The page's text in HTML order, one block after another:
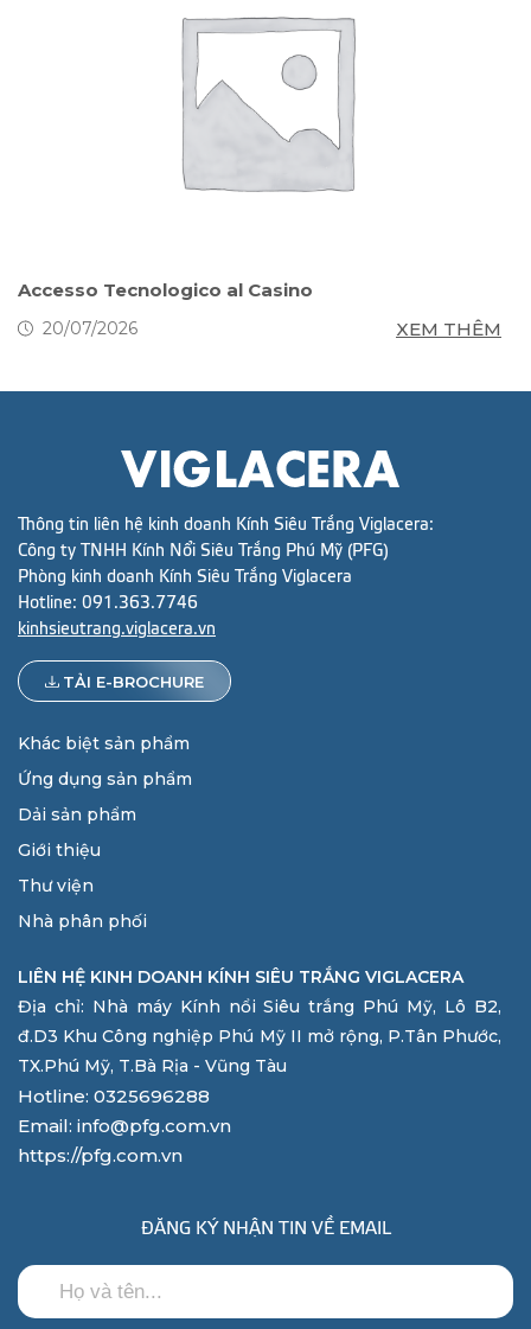
Accesso Tecnologico al Casino
20/07/2026 XEM THÊM
Thông tin liên hệ kinh doanh Kính Siêu Trắng Viglacera:
Công ty TNHH Kính Nổi Siêu Trắng Phú Mỹ (PFG)
Phòng kinh doanh Kính Siêu Trắng Viglacera
Hotline: 091.363.7746
kinhsieutrang.viglacera.vn
TẢI E-BROCHURE
Khác biệt sản phẩm
Ứng dụng sản phẩm
Dải sản phẩm
Giới thiệu
Thư viện
Nhà phân phối
LIÊN HỆ KINH DOANH KÍNH SIÊU TRẮNG VIGLACERA
Địa chỉ: Nhà máy Kính nổi Siêu trắng Phú Mỹ, Lô B2,
đ.D3 Khu Công nghiệp Phú Mỹ II mở rộng, P.Tân Phước,
TX.Phú Mỹ, T.Bà Rịa - Vũng Tàu
Hotline: 0325696288
Email: info@pfg.com.vn
https://pfg.com.vn
ĐĂNG KÝ NHẬN TIN VỀ EMAIL